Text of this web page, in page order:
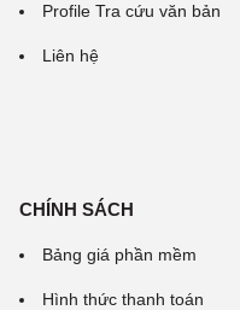
Profile Tra cứu văn bản
Liên hệ
CHÍNH SÁCH
Bảng giá phần mềm
Hình thức thanh toán